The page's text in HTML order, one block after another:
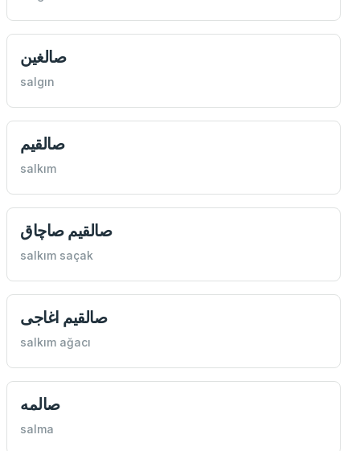
صالغين
salgın
صالقيم
salkım
صالقيم صاچاق
salkım saçak
صالقيم اغاجی
salkım ağacı
‌صالمه
salma